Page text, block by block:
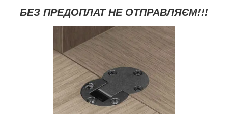
БЕЗ ПРЕДОПЛАТ НЕ ОТПРАВЛЯЄМ!!!